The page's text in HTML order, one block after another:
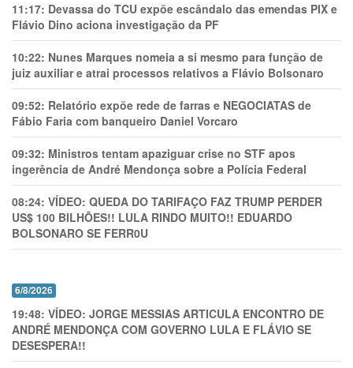
11:17: Devassa do TCU expõe escândalo das emendas PIX e
Flávio Dino aciona investigação da PF
10:22: Nunes Marques nomeia a si mesmo para função de
juiz auxiliar e atrai processos relativos a Flávio Bolsonaro
09:52: Relatório expõe rede de farras e NEGOCIATAS de
Fábio Faria com banqueiro Daniel Vorcaro
09:32: Ministros tentam apaziguar crise no STF apos
ingerência de André Mendonça sobre a Polícia Federal
08:24: VÍDEO: QUEDA DO TARIFAÇO FAZ TRUMP PERDER
US$ 100 BILHÕES!! LULA RINDO MUITO!! EDUARDO
BOLSONARO SE FERR0U
6/8/2026
19:48: VÍDEO: JORGE MESSIAS ARTICULA ENCONTRO DE
ANDRÉ MENDONÇA COM GOVERNO LULA E FLÁVIO SE
DESESPERA!!